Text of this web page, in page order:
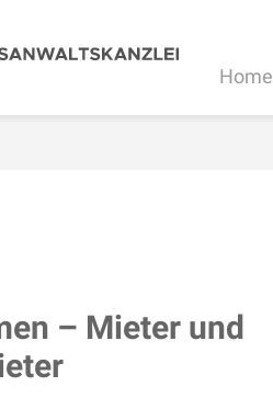
Home
– Mieter und